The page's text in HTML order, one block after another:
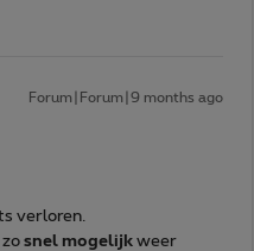
Forum|Forum|9 months ago
verloren.
snel mogelijk weer